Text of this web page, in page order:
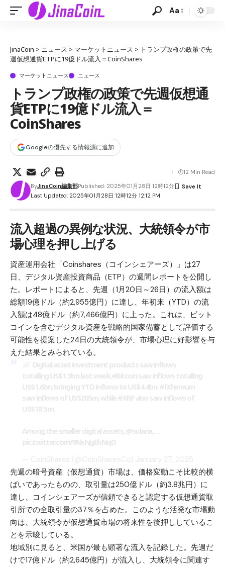
Aa
JinaCoin > ニュース > マーケットニュース > トランプ政権の政策で先
週仮想通貨ETPに19億ドル流入＝CoinShares
マーケットニュース ニュース
トランプ政権の政策で先週仮想通
貨ETPに19億ドル流入＝
CoinShares
Googleの優先する情報源に追加
Last Updated: 2025年01月28日 12時12分 12:12 PM
ByJinaCoin編集部Published: 2025年01月28日 12時12分
12 Min Read
流入超過の異例な状況、大統領令が市
場心理を押し上げる
資産運用会社「Coinshares（コインシェアーズ）」は27
日、デジタル資産投資商品（ETP）の週間レポートを公開し
た。レポートによると、先週（1月20日～26日）の流入額は
総額19億ドル（約2,955億円）に達し、年初来（YTD）の流
入額は48億ドル（約7,466億円）に上った。これは、 ビット
コインを含むデジタル資産を戦略的国家備蓄として評価する
可能性を提案した24日の大統領令が、市場心理に好影響を与
えた結果とみられている。
先週の暗号資産（仮想通貨）市場は、価格変動こそ比較的横
ばいであったものの、取引量は250億ドル（約3.8兆円）に
達し、コインシェアーズが信頼できると認定する仮想通貨取
引所での全取引量の37％を占めた。このような活発な市場動
向は、大統領令が仮想通貨市場の将来性を後押ししているこ
とを示唆している。
地域別に見ると、米国が最も顕著な流入を記録した。先週だ
けで17億ドル（約2,645億円）が流入し、大統領令に関連す